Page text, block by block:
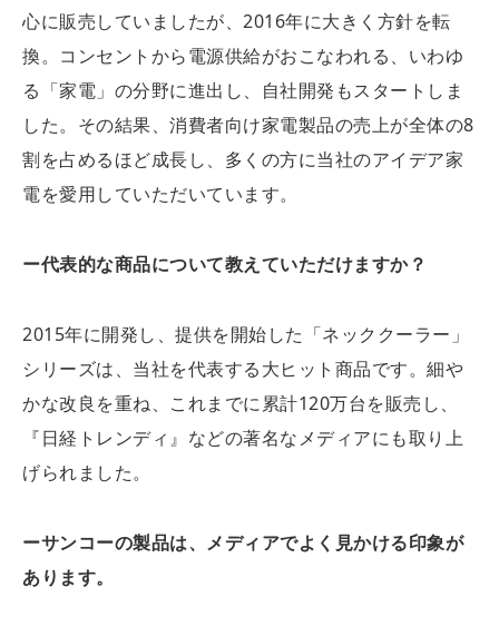
心に販売していましたが、2016年に大きく方針を転
換。コンセントから電源供給がおこなわれる、いわゆ
る「家電」の分野に進出し、自社開発もスタートしま
した。その結果、消費者向け家電製品の売上が全体の8
割を占めるほど成長し、多くの方に当社のアイデア家
電を愛用していただいています。
ー代表的な商品について教えていただけますか？
2015年に開発し、提供を開始した「ネッククーラー」
シリーズは、当社を代表する大ヒット商品です。細や
かな改良を重ね、これまでに累計120万台を販売し、
『日経トレンディ』などの著名なメディアにも取り上
げられました。
ーサンコーの製品は、メディアでよく見かける印象が
あります。